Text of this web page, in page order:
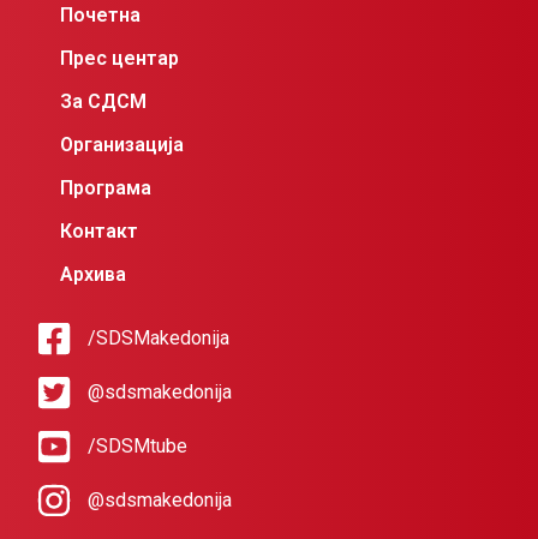
Почетна
Прес центар
За СДСМ
Организација
Програма
Контакт
Архива
/SDSMakedonija
@sdsmakedonija
/SDSMtube
@sdsmakedonija